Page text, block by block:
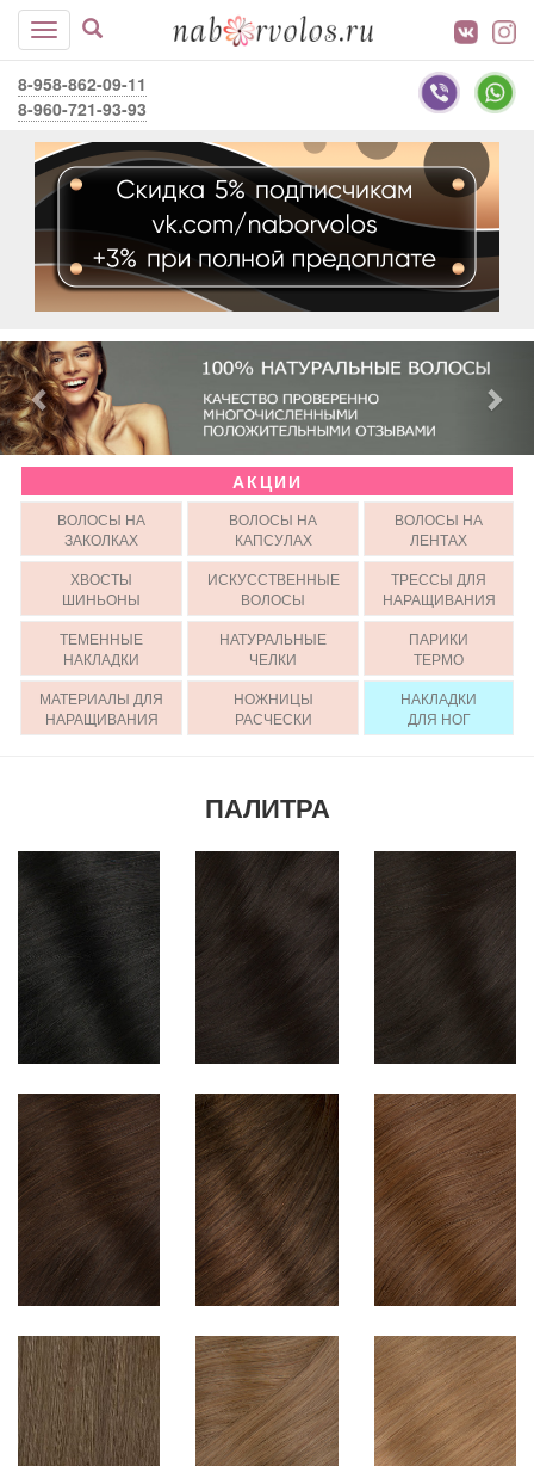
8-958-862-09-11
8-960-721-93-93
АКЦИИ
ВОЛОСЫ НА
ЗАКОЛКАХ
ВОЛОСЫ НА
КАПСУЛАХ
ВОЛОСЫ НА
ЛЕНТАХ
ХВОСТЫ
ШИНЬОНЫ
ИСКУССТВЕННЫЕ
ВОЛОСЫ
ТРЕССЫ ДЛЯ
НАРАЩИВАНИЯ
ТЕМЕННЫЕ
НАКЛАДКИ
НАТУРАЛЬНЫЕ
ЧЕЛКИ
ПАРИКИ
ТЕРМО
МАТЕРИАЛЫ ДЛЯ
НАРАЩИВАНИЯ
НОЖНИЦЫ
РАСЧЕСКИ
НАКЛАДКИ
ДЛЯ НОГ
ПАЛИТРА